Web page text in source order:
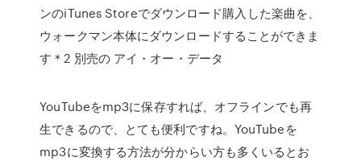
ンのiTunes Storeでダウンロード購入した楽曲を、
ウォークマン本体にダウンロードすることができま
す＊2 別売の アイ・オー・データ
YouTubeをmp3に保存すれば、オフラインでも再
生できるので、とても便利ですね。YouTubeを
mp3に変換する方法が分からい方も多くいるとお